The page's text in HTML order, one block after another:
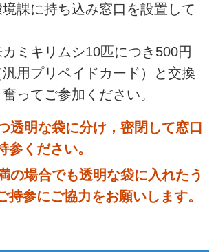
課に持ち込み窓口を設置して
ミキリムシ10匹につき500円
用プリペイドカード）と交換
ってご参加ください。
透明な袋に分け，密閉して窓口
参ください。
の場合でも透明な袋に入れたう
持参にご協力をお願いします。